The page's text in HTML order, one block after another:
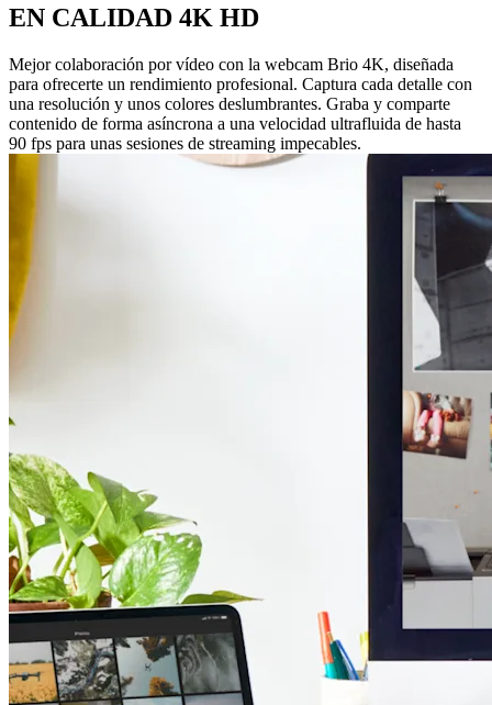
EN CALIDAD 4K HD
Mejor colaboración por vídeo con la webcam Brio 4K, diseñada
para ofrecerte un rendimiento profesional. Captura cada detalle con
una resolución y unos colores deslumbrantes. Graba y comparte
contenido de forma asíncrona a una velocidad ultrafluida de hasta
90 fps para unas sesiones de streaming impecables.